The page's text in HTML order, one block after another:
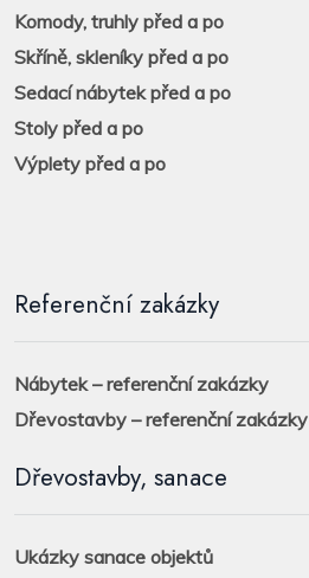
Komody, truhly před a po
Skříně, skleníky před a po
Sedací nábytek před a po
Stoly před a po
Výplety před a po
Referenční zakázky
Nábytek – referenční zakázky
Dřevostavby – referenční zakázky
Dřevostavby, sanace
Ukázky sanace objektů